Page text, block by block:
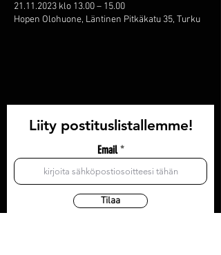
21.11.2023 klo 13.00 – 15.00
Hopen Olohuone, Läntinen Pitkäkatu 35, Turku
Liity postituslistallemme!
Email
Tilaa